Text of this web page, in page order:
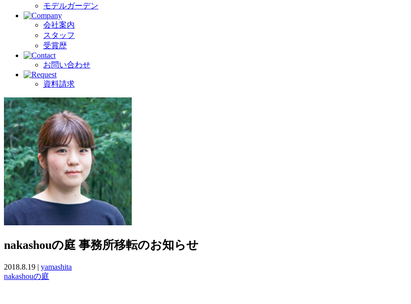
モデルガーデン
会社案内
スタッフ
受賞歴
お問い合わせ
資料請求
nakashouの庭 事務所移転のお知らせ
2018.8.19 | yamashita
nakashouの庭